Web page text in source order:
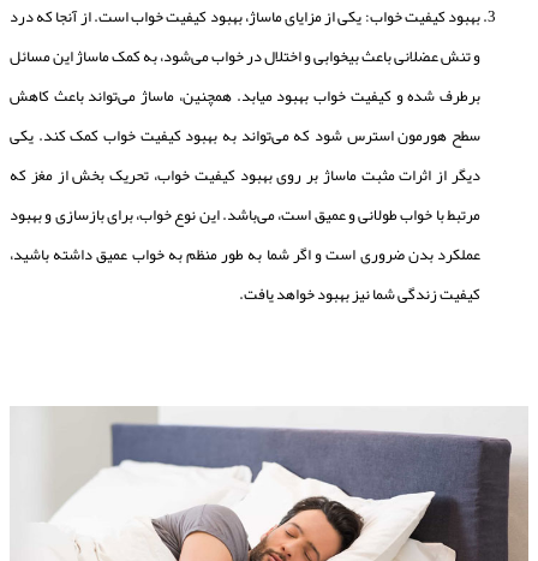
بهبود کیفیت خواب: یکی از مزایای ماساژ، بهبود کیفیت خواب است. از آنجا که درد
و تنش عضلانی باعث بیخوابی و اختلال در خواب می‌شود، به کمک ماساژ این مسائل
برطرف شده و کیفیت خواب بهبود میابد. همچنین، ماساژ می‌تواند باعث کاهش
سطح هورمون استرس شود که می‌تواند به بهبود کیفیت خواب کمک کند. یکی
دیگر از اثرات مثبت ماساژ بر روی بهبود کیفیت خواب، تحریک بخش از مغز که
مرتبط با خواب طولانی و عمیق است، می‌باشد. این نوع خواب، برای بازسازی و بهبود
عملکرد بدن ضروری است و اگر شما به طور منظم به خواب عمیق داشته باشید،
کیفیت زندگی شما نیز بهبود خواهد یافت.